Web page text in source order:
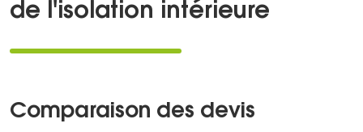
de l'isolation intérieure
Comparaison des devis